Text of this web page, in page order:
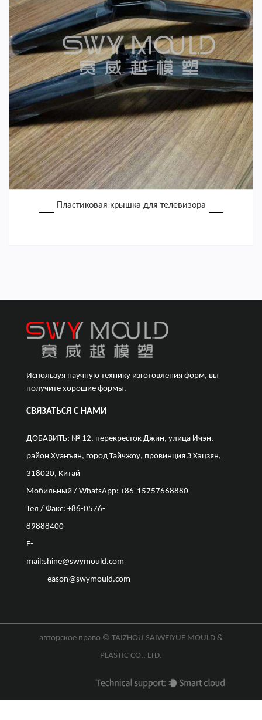
Пластиковая крышка для телевизора
Используя научную технику изготовления форм, вы
получите хорошие формы.
СВЯЗАТЬСЯ С НАМИ
ДОБАВИТЬ: № 12, перекресток Джин, улица Ичэн,
район Хуанъян, город Тайчжоу, провинция З Хэцзян,
318020, Китай
Мобильный / WhatsApp: +86-15757668880
Тел / Факс: +86-0576-
89888400
E-
mail:shine@swymould.com
eason@swymould.com
авторское право © TAIZHOU SAIWEIYUE MOULD &
PLASTIC CO., LTD.